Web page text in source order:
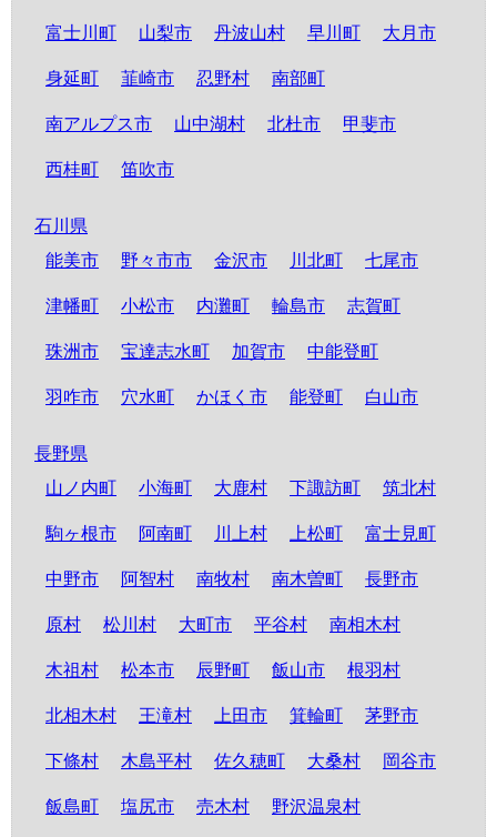
富士川町 山梨市 丹波山村 早川町 大月市
身延町 韮崎市 忍野村 南部町
南アルプス市 山中湖村 北杜市 甲斐市
西桂町 笛吹市
石川県
能美市
野々市市 金沢市 川北町 七尾市
津幡町 小松市 内灘町 輪島市 志賀町
珠洲市 宝達志水町 加賀市 中能登町
羽咋市 穴水町 かほく市 能登町 白山市
長野県
山ノ内町
小海町 大鹿村 下諏訪町 筑北村
駒ヶ根市 阿南町 川上村 上松町 富士見町
中野市 阿智村 南牧村 南木曽町 長野市
原村 松川村 大町市 平谷村 南相木村
木祖村 松本市 辰野町 飯山市 根羽村
北相木村 王滝村 上田市 箕輪町 茅野市
下條村 木島平村 佐久穂町 大桑村 岡谷市
飯島町 塩尻市 売木村 野沢温泉村